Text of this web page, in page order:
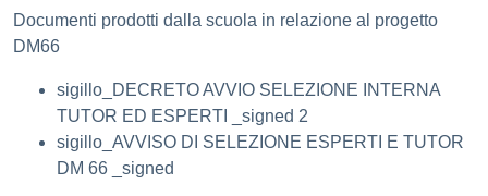
Documenti prodotti dalla scuola in relazione al progetto
DM66
sigillo_DECRETO AVVIO SELEZIONE INTERNA
TUTOR ED ESPERTI _signed 2
sigillo_AVVISO DI SELEZIONE ESPERTI E TUTOR
DM 66 _signed